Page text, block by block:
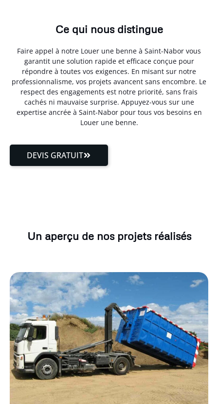
Ce qui nous distingue
Faire appel à notre Louer une benne à Saint-Nabor vous
garantit une solution rapide et efficace conçue pour
répondre à toutes vos exigences. En misant sur notre
professionnalisme, vos projets avancent sans encombre. Le
respect des engagements est notre priorité, sans frais
cachés ni mauvaise surprise. Appuyez-vous sur une
expertise ancrée à Saint-Nabor pour tous vos besoins en
Louer une benne.
DEVIS GRATUIT
Un aperçu de nos projets réalisés